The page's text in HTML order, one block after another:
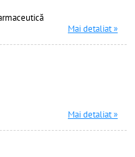
Mai detaliat »
Mai detaliat »